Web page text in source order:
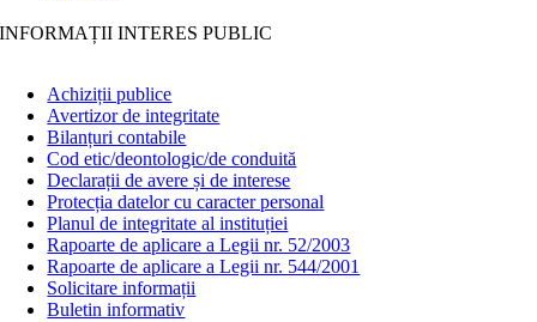
INFORMAȚII INTERES PUBLIC
Achiziții publice
Avertizor de integritate
Bilanțuri contabile
Cod etic/deontologic/de conduită
Declarații de avere și de interese
Protecția datelor cu caracter personal
Planul de integritate al instituției
Rapoarte de aplicare a Legii nr. 52/2003
Rapoarte de aplicare a Legii nr. 544/2001
Solicitare informații
Buletin informativ